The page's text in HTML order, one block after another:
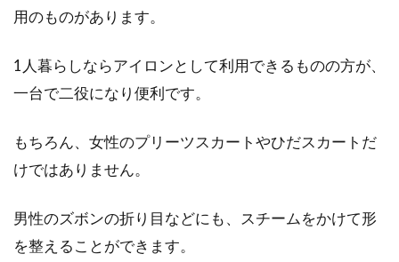
用のものがあります。
1人暮らしならアイロンとして利用できるものの方が、
一台で二役になり便利です。
もちろん、女性のプリーツスカートやひだスカートだ
けではありません。
男性のズボンの折り目などにも、スチームをかけて形
を整えることができます。